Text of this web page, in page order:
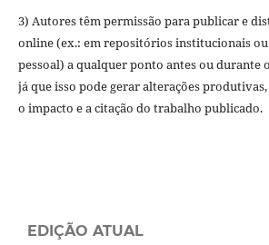
3) Autores têm permissão para publicar e
online (ex.: em repositórios institucionais ou
pessoal) a qualquer ponto antes ou durante
já que isso pode gerar alterações
o impacto e a citação do trabalho publicado.
EDIÇÃO ATUAL